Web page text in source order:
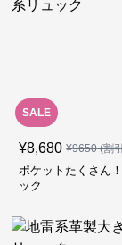
SALE
¥8,680 ¥9650(割
ポケットたくさん
ック